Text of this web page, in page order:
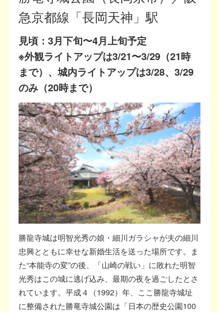
急京都線「長岡天神」駅
見頃：3月下旬〜4月上旬予定
※外観ライトアップは3/21〜3/29（21時
まで）、城内ライトアップは3/28、3/29
のみ（20時まで）
勝龍寺城は明智光秀の娘・細川ガラシャが夫の細川
忠興とともに幸せな新婚生活を送った場所です。ま
た“本能寺の変”の後、「山崎の戦い」に敗れた明智
光秀はこの城に逃げ込み、最期の夜を過ごしたとさ
れています。平成４（1992）年、ここ勝龍寺城址
に整備された勝竜寺城公園は「日本の歴史公園100